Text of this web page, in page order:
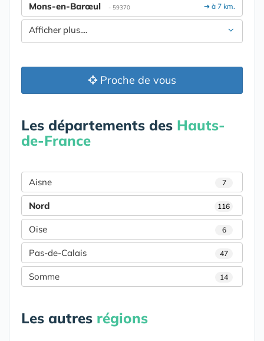
➔ à 7 km.
Mons-en-Barœul - 59370
Afficher plus....
Proche de vous
Les départements des Hauts-
de-France
Aisne 7
Nord 116
Oise 6
Pas-de-Calais 47
Somme 14
Les autres régions